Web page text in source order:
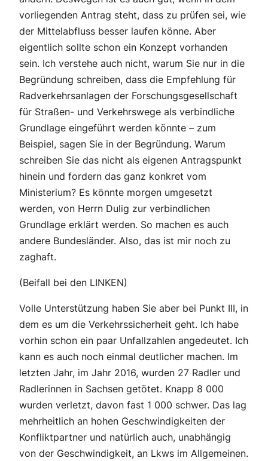
vorliegenden Antrag steht, dass zu prüfen sei, wie
der Mittelabfluss besser laufen könne. Aber
eigentlich sollte schon ein Konzept vorhanden
sein. Ich verstehe auch nicht, warum Sie nur in die
Begründung schreiben, dass die Empfehlung für
Radverkehrsanlagen der Forschungsgesellschaft
für Straßen- und Verkehrswege als verbindliche
Grundlage eingeführt werden könnte – zum
Beispiel, sagen Sie in der Begründung. Warum
schreiben Sie das nicht als eigenen Antragspunkt
hinein und fordern das ganz konkret vom
Ministerium? Es könnte morgen umgesetzt
werden, von Herrn Dulig zur verbindlichen
Grundlage erklärt werden. So machen es auch
andere Bundesländer. Also, das ist mir noch zu
zaghaft.
(Beifall bei den LINKEN)
Volle Unterstützung haben Sie aber bei Punkt III, in
dem es um die Verkehrssicherheit geht. Ich habe
vorhin schon ein paar Unfallzahlen angedeutet. Ich
kann es auch noch einmal deutlicher machen. Im
letzten Jahr, im Jahr 2016, wurden 27 Radler und
Radlerinnen in Sachsen getötet. Knapp 8 000
wurden verletzt, davon fast 1 000 schwer. Das lag
mehrheitlich an hohen Geschwindigkeiten der
Konfliktpartner und natürlich auch, unabhängig
von der Geschwindigkeit, an Lkws im Allgemeinen.